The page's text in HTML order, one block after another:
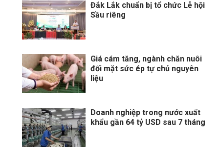
Đắk Lắk chuẩn bị tổ chức Lễ hội
Sầu riêng
Giá cám tăng, ngành chăn nuôi
đối mặt sức ép tự chủ nguyên
liệu
Doanh nghiệp trong nước xuất
khẩu gần 64 tỷ USD sau 7 tháng